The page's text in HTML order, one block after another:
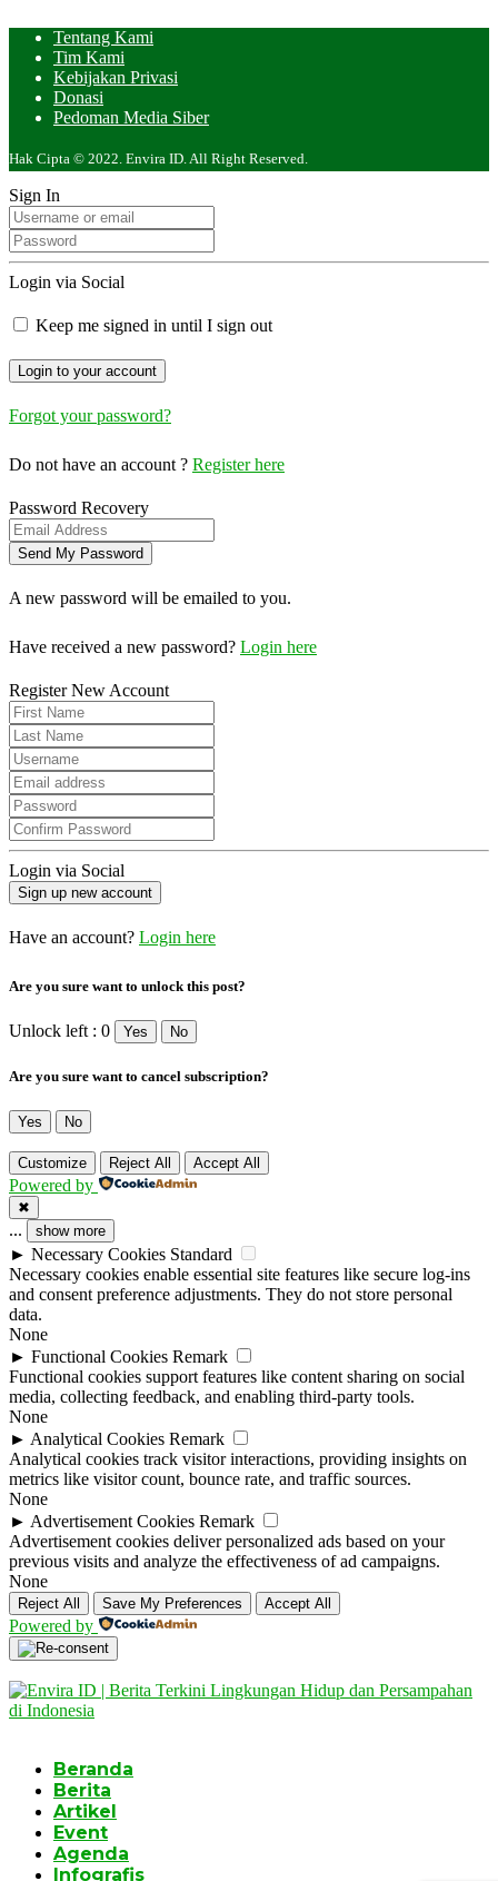
Tentang Kami
Tim Kami
Kebijakan Privasi
Donasi
Pedoman Media Siber
Hak Cipta © 2022. Envira ID. All Right Reserved.
Sign In
Login via Social
Keep me signed in until I sign out
Forgot your password?
Do not have an account ? Register here
Password Recovery
A new password will be emailed to you.
Have received a new password? Login here
Register New Account
Login via Social
Have an account? Login here
Are you sure want to unlock this post?
Unlock left : 0 Yes No
Are you sure want to cancel subscription?
Yes No
Customize Reject All Accept All
Powered by
✖
... show more
► Necessary Cookies Standard
Necessary cookies enable essential site features like secure log-ins
and consent preference adjustments. They do not store personal
data.
None
► Functional Cookies Remark
Functional cookies support features like content sharing on social
media, collecting feedback, and enabling third-party tools.
None
► Analytical Cookies Remark
Analytical cookies track visitor interactions, providing insights on
metrics like visitor count, bounce rate, and traffic sources.
None
► Advertisement Cookies Remark
Advertisement cookies deliver personalized ads based on your
previous visits and analyze the effectiveness of ad campaigns.
None
Reject All Save My Preferences Accept All
Powered by
Beranda
Berita
Artikel
Event
Agenda
Infografis